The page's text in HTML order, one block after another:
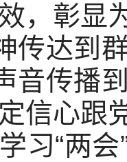
，彰显
传达到
音传播
信心跟
习“两